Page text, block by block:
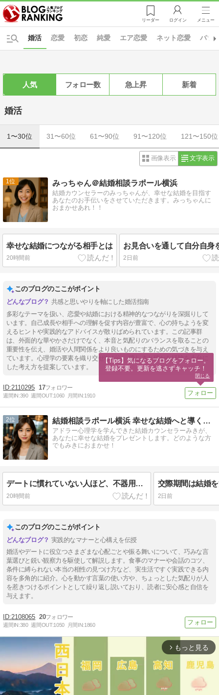
リーダー ログイン メニュー
恋愛 初恋 純愛 エア恋愛 ネット恋愛 バツ
婚活
人気 フォロー数 急上昇 新着
婚活
1〜30位 31〜60位 61〜90位 91〜120位 121〜150位
画像表示 文字表示
1 みっちゃん＠結婚相談ラポール横浜
結婚カウンセラーのみっちゃんが、幸せな結婚を目指す
あなたのお手伝いをさせていただきます。みっちゃんに
おまかせあれ！！
幸せな結婚につながる相手とは
20時間前
お見合いを通して自分自身
2日前
このブログのここがポイント
共感と思いやりを軸にした婚活指南
多彩なテーマを扱い、恋愛や結婚における精神的なつながりを深掘りして
います。自己成長や相手への理解を促す内容が豊富で、心の持ちようを変
えるヒントや実践的なアドバイスが散りばめられています。この記事群
は、外面的な華やかさだけでなく、本音と気配りのバランスを取ることの
重要性を伝え、婚活や人間関係をより良いものにするための気づきを与え
ています。心理学の要素を織り交ぜながら、優しさと確かな経験を土台に
した考え方を提案しています。
2110295 17
週間IN:390 週間OUT:1060 月間IN:1910
2 結婚相談ラポール横浜 幸せな結婚へと導くお手伝いをいたします
アドラー心理学を学んできた結婚カウンセラーみきが、
あなたに幸せな結婚をプレゼントします。どのような方
でもみきにおまかせ！
デートに慣れていない人ほど、不器用さの裏に目を向けよう
20時間前 2日前
このブログのここがポイント
実践的なマナーと心構えを伝授
婚活やデートに役立つさまざまな心配ごとや振る舞いについて、巧みな言
葉選びと鋭い観察力を駆使して解説します。食事のマナーや会話のコツ、
条件に縛られない本当の相性の見つけ方など、実生活ですぐ実践できる内
容を多角的に紹介。心を動かす言葉の使い方や、ちょっとした気配りが人
を惹きつけるポイントとして繰り返し説いており、読者に安心感と自信を
与えます。
2108065 20
週間IN:380 週間OUT:1050 月間IN:1860
arrow_forward_ios もっと見る
【Tips】気になるブログをフォロー。
登録不要。更新を逃さずキャッチ！
閉じる